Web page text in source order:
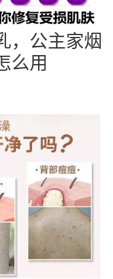
，公主家烟
么用